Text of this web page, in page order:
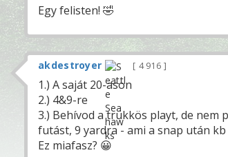
Egy felisten! 🤣
akdestroyer 4 916
1.) A saját 20-ason
2.) 4&9-re
3.) Behívod a trükkös playt, de
futást, 9 yardra - ami a snap után kb
Ez miafasz? 😀